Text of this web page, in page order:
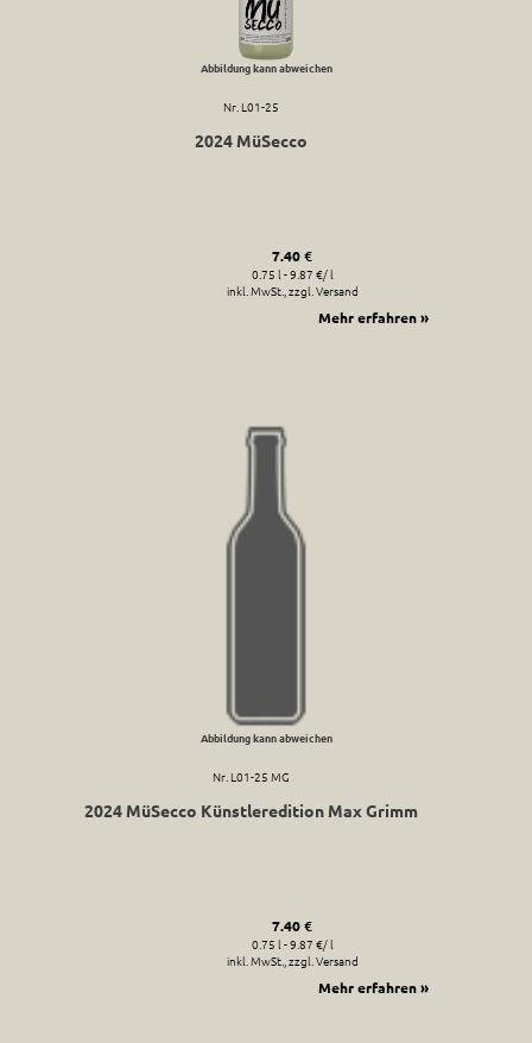
Abbildung kann abweichen
Nr. L01-25
2024 MüSecco
7.40 €
0.75 l - 9.87 €/ l
inkl. MwSt., zzgl. Versand
Mehr erfahren »
Abbildung kann abweichen
Nr. L01-25 MG
2024 MüSecco Künstleredition Max Grimm
7.40 €
0.75 l - 9.87 €/ l
inkl. MwSt., zzgl. Versand
Mehr erfahren »